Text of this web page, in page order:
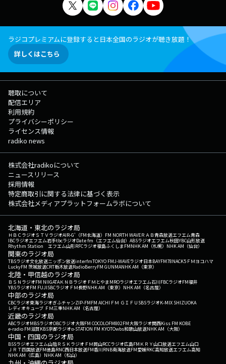
ラジコプレミアムに登録すると日本全国のラジオが聴き放題！
詳しくはこちら
聴取について
配信エリア
利用規約
プライバシーポリシー
ライセンス情報
radiko news
株式会社radikoについて
ニュースリリース
採用情報
特定商取引に関する法律に基づく表示
株式会社メディアプラットフォームラボについて
北海道・東北のラジオ局
ＨＢＣラジオＳＴＶラジオAIR-G'（FM北海道） FM NORTH WAVEＲＡＢ青森放送エフエム青森
IBCラジオエフエム岩手tbcラジオDate fm（エフエム仙台） ABSラジオエフエム秋田YBC山形放送
Rhythm Station エフエム山形RFCラジオ福島ふくしまFMNHK AM（札幌） NHK AM（仙台）
関東のラジオ局
TBSラジオ文化放送ニッポン放送interfmTOKYO FMJ-WAVEラジオ日本BAYFM78NACK5 ＦＭヨコハマ
LuckyFM 茨城放送CRT栃木放送RadioBerryFM GUNMANHK AM（東京）
北陸・甲信越のラジオ局
ＢＳＮラジオFM NIIGATAＫＮＢラジオ ＦＭとやまMROラジオエフエム石川FBCラジオFM福井
YBSラジオFM FUJISBCラジオ ＦＭ長野NHK AM（東京） NHK AM（名古屋）
中部のラジオ局
CBCラジオ東海ラジオぎふチャンZIP-FMFM AICHI ＦＭ ＧＩＦＵ SBSラジオK-MIX SHIZUOKA
レディオキューブ ＦＭ三重NHK AM（名古屋）
近畿のラジオ局
ABCラジオMBSラジオOBCラジオ大阪FM COCOLOFM802FM大阪ラジオ関西Kiss FM KOBE
e-radio FM滋賀KBS京都ラジオα-STATION FM KYOTOwbs和歌山放送NHK AM（大阪）
中国・四国のラジオ局
BSSラジオエフエム山陰ＲＳＫラジオ ＦＭ岡山RCCラジオ広島FM ＫＲＹ山口放送エフエム山口
ＪＲＴ四国放送FM徳島RNC西日本放送FM香川RNB南海放送FM愛媛RKC高知放送エフエム高知
NHK AM（広島） NHK AM（松山）